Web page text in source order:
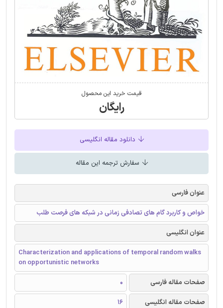
قیمت خرید این محصول
رایگان
دانلود مقاله انگلیسی
سفارش ترجمه این مقاله
عنوان فارسی
خواص و کاربرد گام های تصادفی زمانی در شبکه های فرصت طلب
عنوان انگلیسی
Characterization and applications of temporal random walks
on opportunistic networks
صفحات مقاله فارسی
0
صفحات مقاله انگلیسی
16